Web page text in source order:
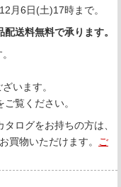
月6日(土)17時まで。
送料無料で承ります。
います。
ご覧ください。
ログをお持ちの方は、
買物いただけます。
ご